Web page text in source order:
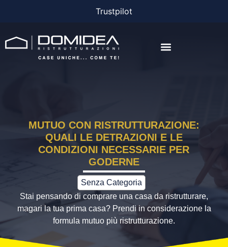
Trustpilot
MUTUO CON RISTRUTTURAZIONE:
QUALI LE DETRAZIONI E LE
CONDIZIONI NECESSARIE PER
GODERNE
Senza Categoria
Stai pensando di comprare una casa da ristrutturare,
magari la tua prima casa? Prendi in considerazione la
formula mutuo più ristrutturazione.